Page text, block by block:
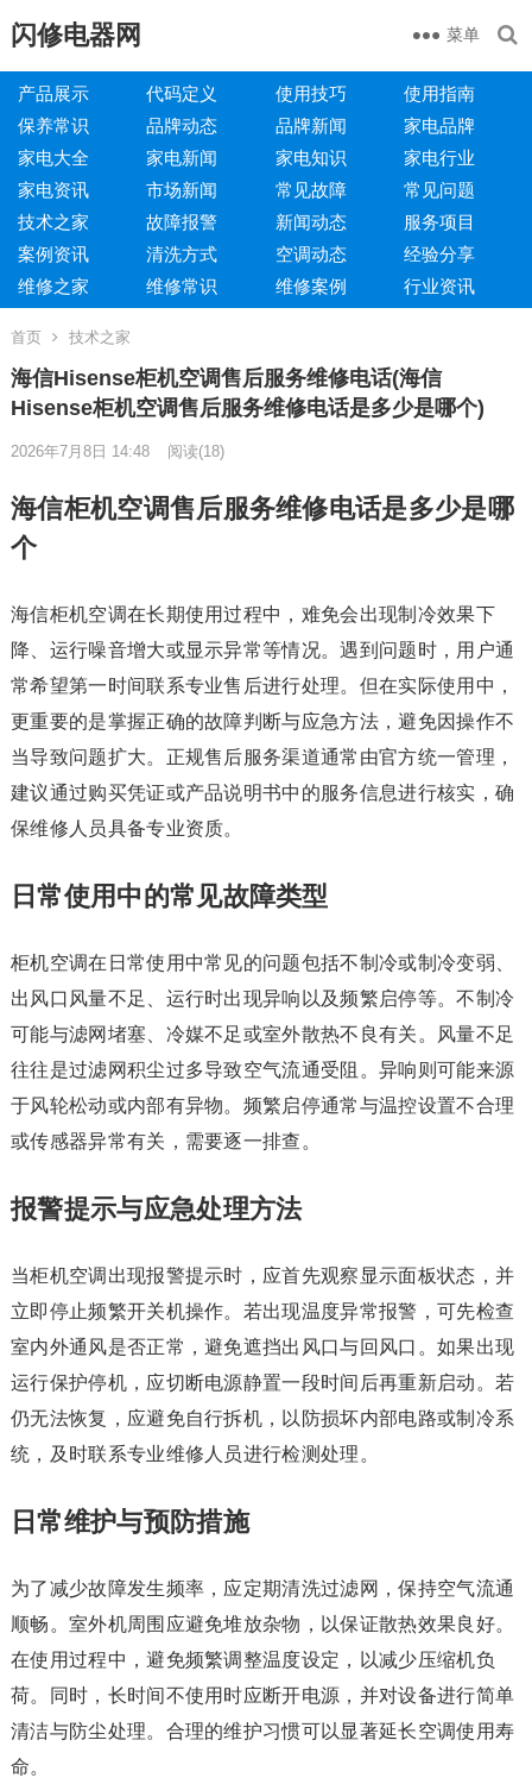
闪修电器网 菜单
产品展示 代码定义 使用技巧
使用指南
保养常识
品牌动态 品牌新闻
家电品牌
家电大全
家电新闻 家电知识
家电行业
家电资讯
市场新闻 常见故障
常见问题
技术之家
故障报警 新闻动态
服务项目
案例资讯
清洗方式 空调动态
经验分享
维修之家
维修常识 维修案例 行业资讯
首页 技术之家
海信Hisense柜机空调售后服务维修电话(海信
Hisense柜机空调售后服务维修电话是多少是哪个)
2026年7月8日 14:48 阅读(18)
海信柜机空调售后服务维修电话是多少是哪
个
海信柜机空调在长期使用过程中，难免会出现制冷效果下
降、运行噪音增大或显示异常等情况。遇到问题时，用户通
常希望第一时间联系专业售后进行处理。但在实际使用中，
更重要的是掌握正确的故障判断与应急方法，避免因操作不
当导致问题扩大。正规售后服务渠道通常由官方统一管理，
建议通过购买凭证或产品说明书中的服务信息进行核实，确
保维修人员具备专业资质。
日常使用中的常见故障类型
柜机空调在日常使用中常见的问题包括不制冷或制冷变弱、
出风口风量不足、运行时出现异响以及频繁启停等。不制冷
可能与滤网堵塞、冷媒不足或室外散热不良有关。风量不足
往往是过滤网积尘过多导致空气流通受阻。异响则可能来源
于风轮松动或内部有异物。频繁启停通常与温控设置不合理
或传感器异常有关，需要逐一排查。
报警提示与应急处理方法
当柜机空调出现报警提示时，应首先观察显示面板状态，并
立即停止频繁开关机操作。若出现温度异常报警，可先检查
室内外通风是否正常，避免遮挡出风口与回风口。如果出现
运行保护停机，应切断电源静置一段时间后再重新启动。若
仍无法恢复，应避免自行拆机，以防损坏内部电路或制冷系
统，及时联系专业维修人员进行检测处理。
日常维护与预防措施
为了减少故障发生频率，应定期清洗过滤网，保持空气流通
顺畅。室外机周围应避免堆放杂物，以保证散热效果良好。
在使用过程中，避免频繁调整温度设定，以减少压缩机负
荷。同时，长时间不使用时应断开电源，并对设备进行简单
清洁与防尘处理。合理的维护习惯可以显著延长空调使用寿
命。